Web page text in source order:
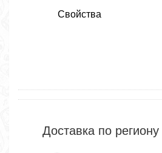
Свойства
Доставка по региону